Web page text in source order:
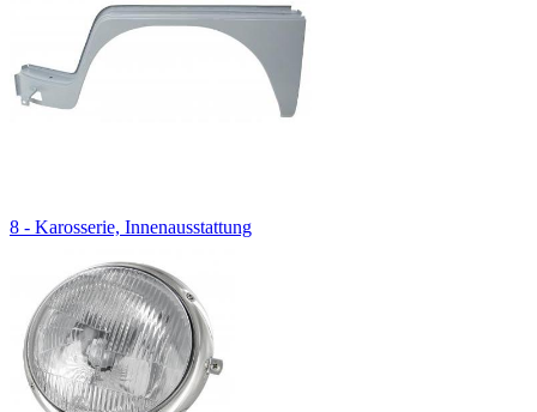
8 - Karosserie, Innenausstattung